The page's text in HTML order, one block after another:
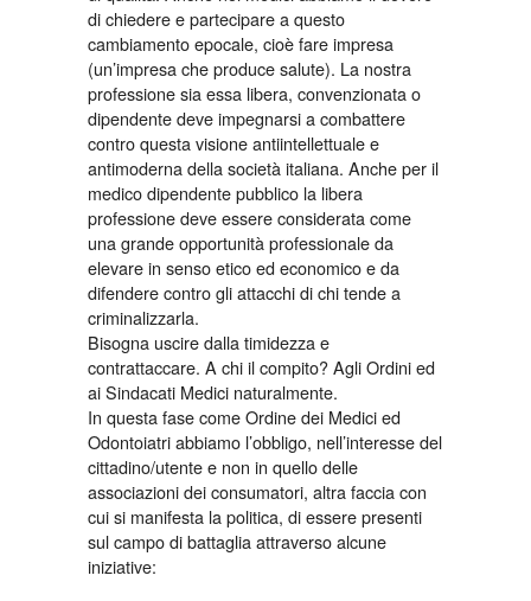
di chiedere e partecipare a questo
cambiamento epocale, cioè fare impresa
(un’impresa che produce salute). La nostra
professione sia essa libera, convenzionata o
dipendente deve impegnarsi a combattere
contro questa visione antiintellettuale e
antimoderna della società italiana. Anche per il
medico dipendente pubblico la libera
professione deve essere considerata come
una grande opportunità professionale da
elevare in senso etico ed economico e da
difendere contro gli attacchi di chi tende a
criminalizzarla.
Bisogna uscire dalla timidezza e
contrattaccare. A chi il compito? Agli Ordini ed
ai Sindacati Medici naturalmente.
In questa fase come Ordine dei Medici ed
Odontoiatri abbiamo l’obbligo, nell’interesse del
cittadino/utente e non in quello delle
associazioni dei consumatori, altra faccia con
cui si manifesta la politica, di essere presenti
sul campo di battaglia attraverso alcune
iniziative: